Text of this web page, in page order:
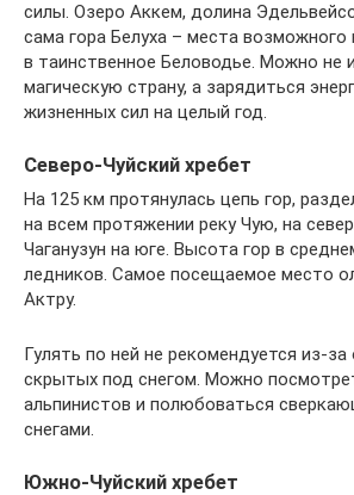
силы. Озеро Аккем, долина
сама гора Белуха – места
в таинственное Беловодье. Можно не
магическую страну, а зарядиться
жизненных сил на целый год.
Северо-Чуйский хребет
На 125 км протянулась цепь гор,
на всем протяжении реку Чую, на
Чаганузун на юге. Высота гор в
ледников. Самое посещаемое место
Актру.
Гулять по ней не рекомендуется из-
скрытых под снегом. Можно
альпинистов и полюбоваться
снегами.
Южно-Чуйский хребет